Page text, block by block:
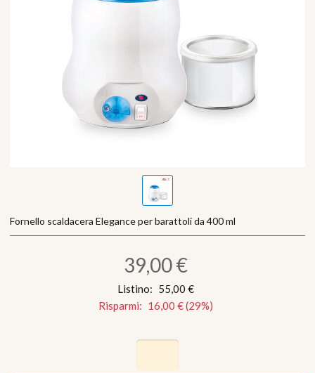
Fornello scaldacera Elegance per barattoli da 400 ml
39,00 €
Listino: 55,00 €
Risparmi: 16,00 €(29%)